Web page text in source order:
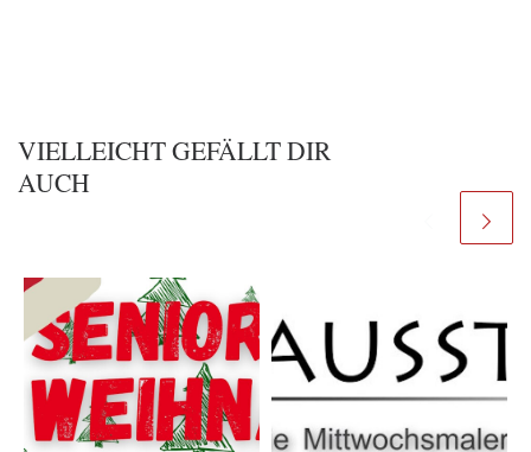
VIELLEICHT GEFÄLLT DIR
AUCH